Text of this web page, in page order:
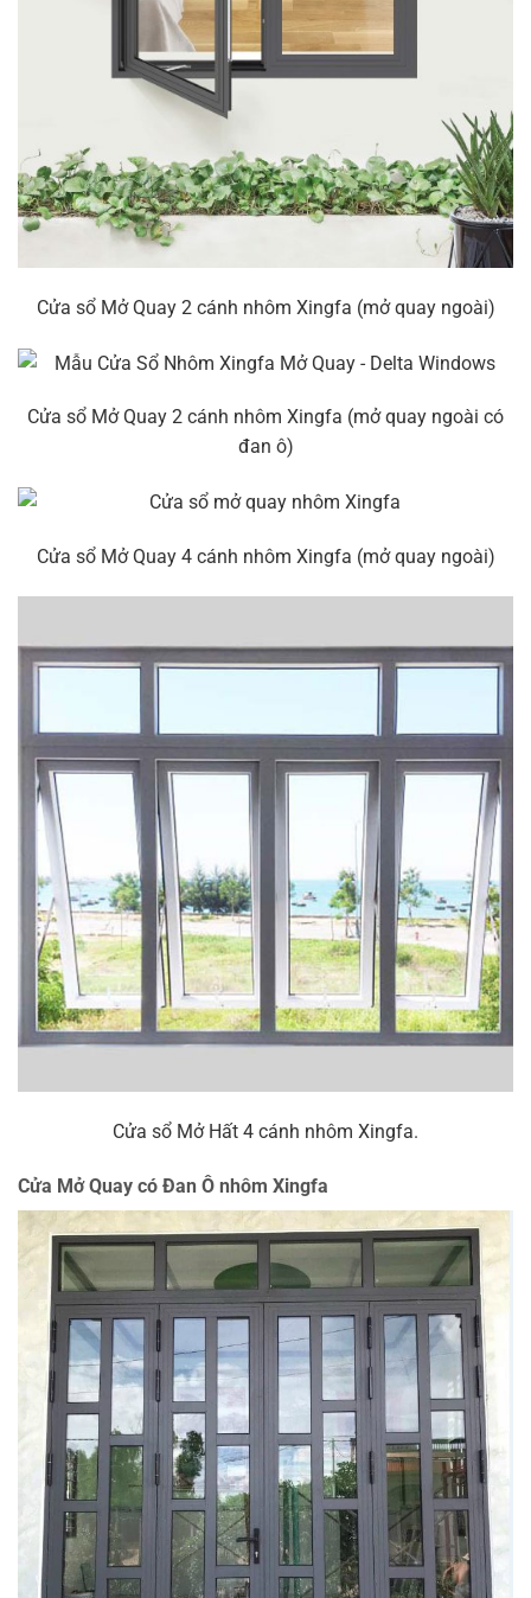
Cửa sổ Mở Quay 2 cánh nhôm Xingfa (mở quay ngoài)
Cửa sổ Mở Quay 2 cánh nhôm Xingfa (mở quay ngoài có
đan ô)
Cửa sổ Mở Quay 4 cánh nhôm Xingfa (mở quay ngoài)
Cửa sổ Mở Hất 4 cánh nhôm Xingfa.
Cửa Mở Quay có Đan Ô nhôm Xingfa